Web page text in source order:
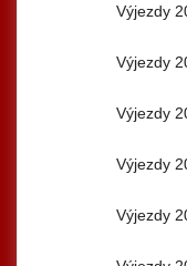
Výjezdy
Výjezdy
Výjezdy
Výjezdy
Výjezdy